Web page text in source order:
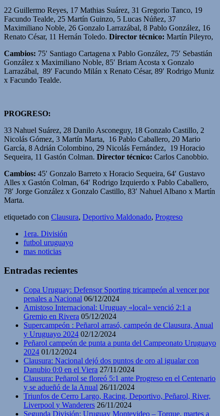
22 Guillermo Reyes, 17 Mathias Suárez, 31 Gregorio Tanco, 19
Facundo Tealde, 25 Martín Guinzo, 5 Lucas Núñez, 37
Maximiliano Noble, 26 Gonzalo Larrazábal, 8 Pablo González, 16
Renato César, 11 Hernán Toledo. Director técnico: Martín Pileyro,
Cambios: 75′ Santiago Cartagena x Pablo González, 75′ Sebastián
González x Maximiliano Noble, 85′ Briam Acosta x Gonzalo
Larrazábal, 89′ Facundo Milán x Renato César, 89′ Rodrigo Muniz
x Facundo Tealde.
PROGRESO:
33 Nahuel Suárez, 28 Danilo Asconeguy, 18 Gonzalo Castillo, 2
Nicolás Gómez, 3 Martín Marta, 16 Pablo Caballero, 20 Mario
García, 8 Adrián Colombino, 29 Nicolás Fernández, 19 Horacio
Sequeira, 11 Gastón Colman. Director técnico: Carlos Canobbio.
Cambios: 45′ Gonzalo Barreto x Horacio Sequeira, 64′ Gustavo
Alles x Gastón Colman, 64′ Rodrigo Izquierdo x Pablo Caballero,
78′ Jorge González x Gonzalo Castillo, 83′ Nahuel Albano x Martín
Marta.
etiquetado con Clausura, Deportivo Maldonado, Progreso
1era. División
futbol uruguayo
mas noticias
Entradas recientes
Copa Uruguay: Defensor Sporting tricampeón al vencer por
penales a Nacional 06/12/2024
Amistoso Internacional: Uruguay «local» venció 2:1 a
Gremio en Rivera 05/12/2024
Supercampeón : Peñarol arrasó, campeón de Clausura, Anual
y Uruguayo 2024 02/12/2024
Peñarol campeón de punta a punta del Campeonato Uruguayo
2024 01/12/2024
Clausura: Nacional dejó dos puntos de oro al igualar con
Danubio 0:0 en el Viera 27/11/2024
Clausura: Peñarol se floreó 5:1 ante Progreso en el Centenario
y se adueñó de la Anual 26/11/2024
Triunfos de Cerro Largo, Racing, Deportivo, Peñarol, River,
Liverpool y Wanderers 26/11/2024
Segunda División: Uruguay Montevideo – Torque, martes a